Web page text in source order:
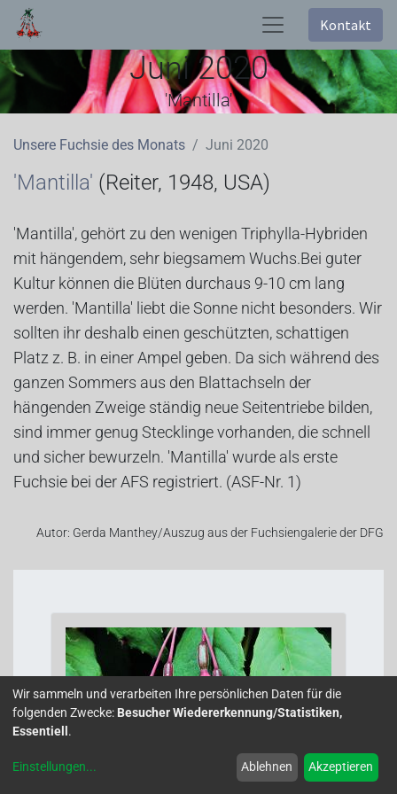
Kontakt
Juni 2020
'Mantilla'
Unsere Fuchsie des Monats Juni 2020
'Mantilla' (Reiter, 1948, USA)
'Mantilla', gehört zu den wenigen Triphylla-Hybriden
mit hängendem, sehr biegsamem Wuchs.Bei guter
Kultur können die Blüten durchaus 9-10 cm lang
werden. 'Mantilla' liebt die Sonne nicht besonders. Wir
sollten ihr deshalb einen geschützten, schattigen
Platz z. B. in einer Ampel geben. Da sich während des
ganzen Sommers aus den Blattachseln der
hängenden Zweige ständig neue Seitentriebe bilden,
sind immer genug Stecklinge vorhanden, die schnell
und sicher bewurzeln. 'Mantilla' wurde als erste
Fuchsie bei der AFS registriert. (ASF-Nr. 1)
Autor: Gerda Manthey/Auszug aus der Fuchsiengalerie der DFG
Wir sammeln und verarbeiten Ihre persönlichen Daten für die
folgenden Zwecke: Besucher Wiedererkennung/Statistiken,
Essentiell .
Einstellungen... Ablehnen Akzeptieren